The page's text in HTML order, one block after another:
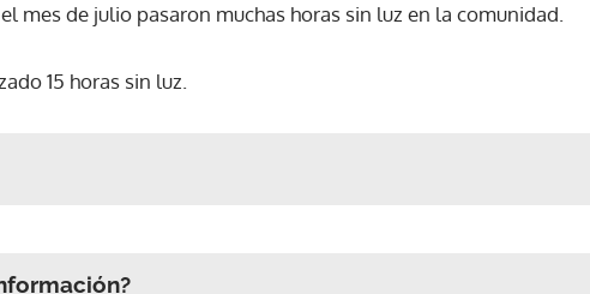
mes de julio pasaron muchas horas sin luz en la comunidad.
15 horas sin luz.